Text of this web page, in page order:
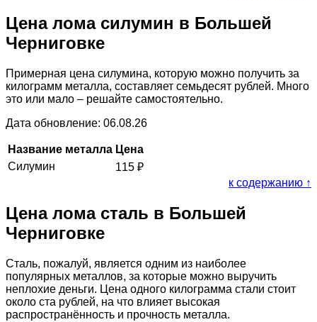
Цена лома силумин в Большей
Черниговке
Примерная цена силумина, которую можно получить за
килограмм металла, составляет семьдесят рублей. Много
это или мало – решайте самостоятельно.
Дата обновление: 06.08.26
Название металла Цена
Силумин
115 ₽
к содержанию ↑
Цена лома сталь в Большей
Черниговке
Сталь, пожалуй, является одним из наиболее
популярных металлов, за которые можно выручить
неплохие деньги. Цена одного килограмма стали стоит
около ста рублей, на что влияет высокая
распространённость и прочность металла.